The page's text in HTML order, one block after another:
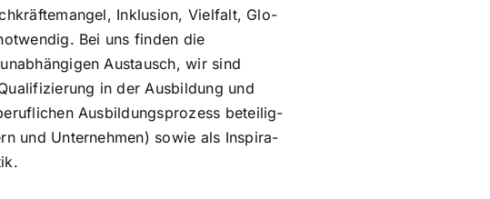
Inklusion, Vielfalt, Glo­
Bei uns finden die
Austausch, wir sind
in der Aus­bil­dung und
Aus­bil­dungs­pro­zess betei­lig­
und Unter­neh­men) sowie als Inspi­ra­